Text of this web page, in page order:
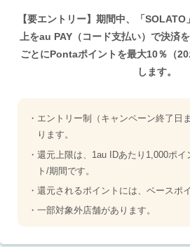
【要エントリー】期間中、「
上をau PAY（コード支払い）で決済
ごとにPontaポイントを最大10％（
します。
・エントリー制（キャンペーン終了日
ります。
・還元上限は、1au IDあたり1,000ポ
ト/期間です。
・還元されるポイントには、ベースポ
・一部対象外店舗があります。